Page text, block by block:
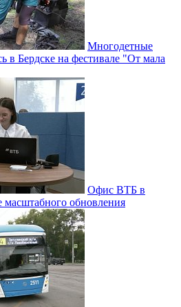
Многодетные
в Бердске на фестивале "От мала
Офис ВТБ в
обновления